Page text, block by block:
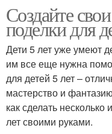
Создайте
поделки для
Дети 5 лет уже умеют
им все еще нужна
для детей 5 лет –
мастерство и
как сделать
лет своими руками.